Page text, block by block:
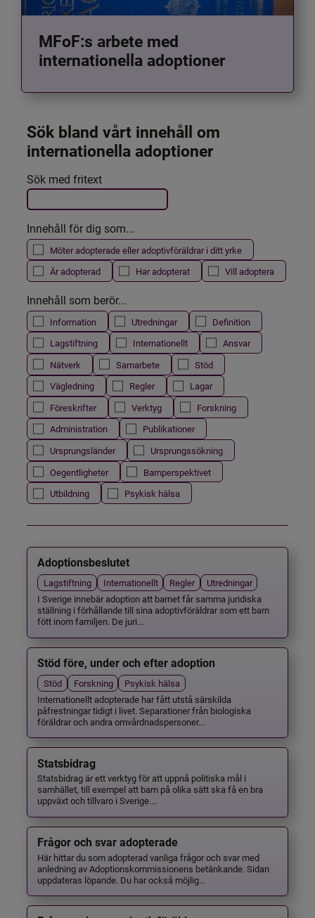
MFoF:s arbete med
internationella adoptioner
Sök bland vårt innehåll om
internationella adoptioner
Filtrera resultatet
Det här formuläret postas automatiskt
Sök med fritext
Innehåll för dig som...
Möter adopterade eller adoptivföräldrar i ditt yrke
Är adopterad
Har adopterat Vill adoptera
Innehåll som berör...
Information Utredningar
Definition
Lagstiftning
Internationellt
Ansvar
Nätverk
Samarbete
Stöd
Vägledning
Regler
Lagar
Föreskrifter
Verktyg
Forskning
Administration
Publikationer
Ursprungsländer
Ursprungssökning
Oegentligheter
Barnperspektivet
Utbildning
Psykisk hälsa
Adoptionsbeslutet
Lagstiftning Internationellt Regler
Utredningar
I Sverige innebär adoption att barnet får samma juridiska
ställning i förhållande till sina adoptivföräldrar som ett barn
fött inom familjen. De juri...
Stöd före, under och efter adoption
Stöd Forskning
Psykisk hälsa
Internationellt adopterade har fått utstå särskilda
påfrestningar tidigt i livet. Separationer från biologiska
föräldrar och andra omvårdnadspersoner...
Statsbidrag
Statsbidrag är ett verktyg för att uppnå politiska mål i
samhället, till exempel att barn på olika sätt ska få en bra
uppväxt och tillvaro i Sverige....
Frågor och svar adopterade
Här hittar du som adopterad vanliga frågor och svar med
anledning av Adoptionskommissionens betänkande. Sidan
uppdateras löpande. Du har också möjlig...